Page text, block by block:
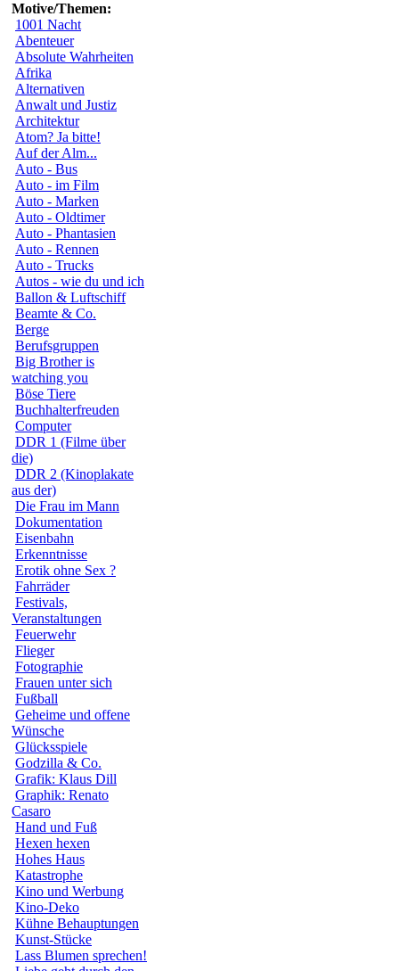
Motive/Themen:
1001 Nacht
Abenteuer
Absolute Wahrheiten
Afrika
Alternativen
Anwalt und Justiz
Architektur
Atom? Ja bitte!
Auf der Alm...
Auto - Bus
Auto - im Film
Auto - Marken
Auto - Oldtimer
Auto - Phantasien
Auto - Rennen
Auto - Trucks
Autos - wie du und ich
Ballon & Luftschiff
Beamte & Co.
Berge
Berufsgruppen
Big Brother is
watching you
Böse Tiere
Buchhalterfreuden
Computer
DDR 1 (Filme über
die)
DDR 2 (Kinoplakate
aus der)
Die Frau im Mann
Dokumentation
Eisenbahn
Erkenntnisse
Erotik ohne Sex ?
Fahrräder
Festivals,
Veranstaltungen
Feuerwehr
Flieger
Fotographie
Frauen unter sich
Fußball
Geheime und offene
Wünsche
Glücksspiele
Godzilla & Co.
Grafik: Klaus Dill
Graphik: Renato
Casaro
Hand und Fuß
Hexen hexen
Hohes Haus
Katastrophe
Kino und Werbung
Kino-Deko
Kühne Behauptungen
Kunst-Stücke
Lass Blumen sprechen!